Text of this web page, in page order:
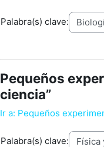
Palabra(s) clave:
Pequeños
ciencia”
Ir a: Pequeños
Palabra(s) clave: